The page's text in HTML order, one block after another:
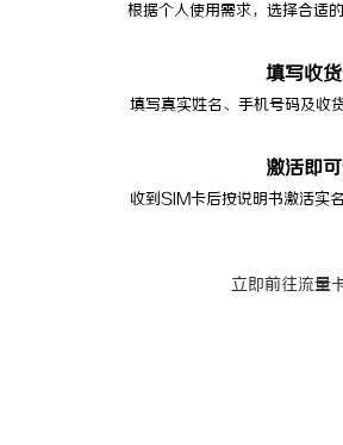
根据个人使用需求，选择合适
填写收
填写真实姓名、手机号码及收
激活即
收到SIM卡后按说明书激活实
立即前往流量